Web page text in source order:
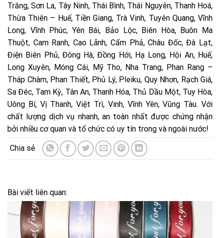
Trăng, Sơn La, Tây Ninh, Thái Bình, Thái Nguyên, Thanh Hoá,
Thừa Thiên – Huế, Tiền Giang, Trà Vinh, Tuyên Quang, Vĩnh
Long, Vĩnh Phúc, Yên Bái, Bảo Lộc, Biên Hòa, Buôn Ma
Thuột, Cam Ranh, Cao Lãnh, Cẩm Phả, Châu Đốc, Đà Lạt,
Điện Biên Phủ, Đông Hà, Đồng Hới, Hạ Long, Hội An, Huế,
Long Xuyên, Móng Cái, Mỹ Tho, Nha Trang, Phan Rang –
Tháp Chàm, Phan Thiết, Phủ Lý, Pleiku, Quy Nhơn, Rạch Giá,
Sa Đéc, Tam Kỳ, Tân An, Thanh Hóa, Thủ Dầu Một, Tuy Hòa,
Uông Bí, Vị Thanh, Việt Trì, Vinh, Vĩnh Yên, Vũng Tàu. Với
chất lượng dịch vụ nhanh, an toàn nhất được chứng nhận
bởi nhiều cơ quan và tổ chức có uy tín trong và ngoài nước!
Bài viết liên quan: